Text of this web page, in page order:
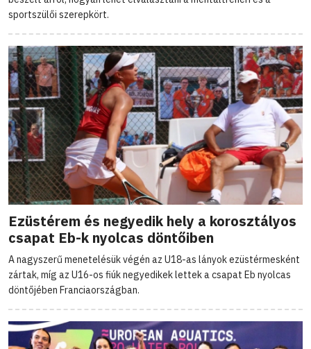
sportszülői szerepkört.
Ezüstérem és negyedik hely a korosztályos
csapat Eb-k nyolcas döntőiben
A nagyszerű menetelésük végén az U18-as lányok ezüstérmesként
zártak, míg az U16-os fiúk negyedikek lettek a csapat Eb nyolcas
döntőjében Franciaországban.